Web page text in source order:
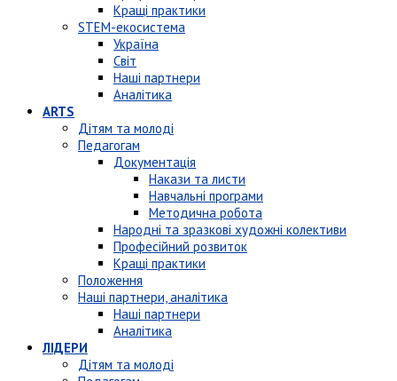
Кращі практики
STEM-екосистема
Україна
Світ
Наші партнери
Аналітика
ARTS
Дітям та молоді
Педагогам
Документація
Накази та листи
Навчальні програми
Методична робота
Народні та зразкові художні колективи
Професійний розвиток
Кращі практики
Положення
Наші партнери, аналітика
Наші партнери
Аналітика
ЛІДЕРИ
Дітям та молоді